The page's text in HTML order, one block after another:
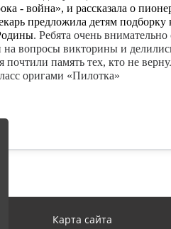
- война», и рассказала о
предложила детям
. Ребята очень
на вопросы викторины и
почтили память тех, кто не
оригами «Пилотка»
Карта сайта